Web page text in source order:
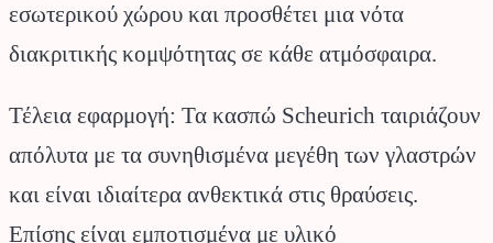
εσωτερικού χώρου και προσθέτει μια νότα
διακριτικής κομψότητας σε κάθε ατμόσφαιρα.
Τέλεια εφαρμογή: Τα κασπώ Scheurich ταιριάζουν
απόλυτα με τα συνηθισμένα μεγέθη των γλαστρών
και είναι ιδιαίτερα ανθεκτικά στις θραύσεις.
Επίσης είναι εμποτισμένα με υλικό